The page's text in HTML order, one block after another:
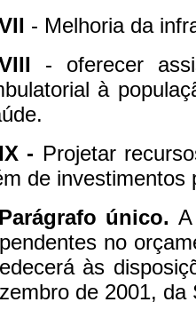
- Melhoria da
- oferecer
à
IX - Projetar
de investimentos
Parágrafo único.
no
às
de 2001, da